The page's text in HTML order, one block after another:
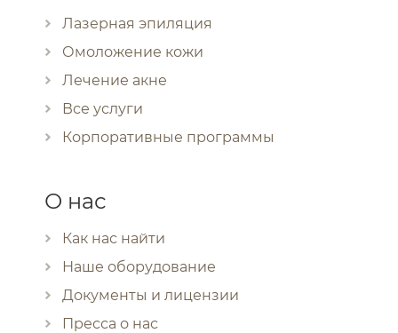
Лазерная эпиляция
Омоложение кожи
Лечение акне
Все услуги
Корпоративные программы
О нас
Как нас найти
Наше оборудование
Документы и лицензии
Пресса о нас